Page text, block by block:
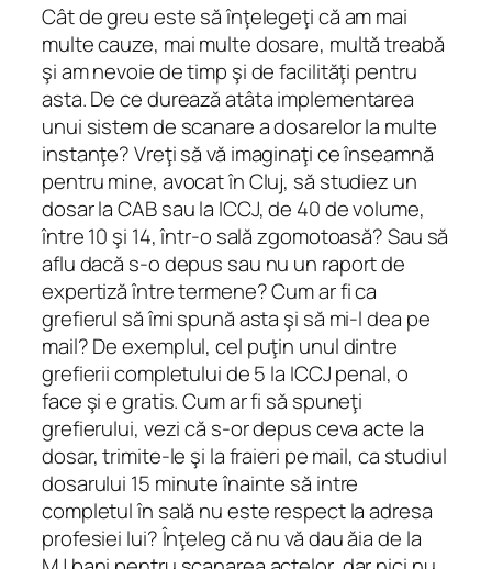
Cât de greu este să înţelegeţi că am mai
multe cauze, mai multe dosare, multă treabă
şi am nevoie de timp şi de facilităţi pentru
asta. De ce durează atâta implementarea
unui sistem de scanare a dosarelor la multe
instanţe? Vreţi să vă imaginaţi ce înseamnă
pentru mine, avocat în Cluj, să studiez un
dosar la CAB sau la ICCJ, de 40 de volume,
între 10 şi 14, într-o sală zgomotoasă? Sau să
aflu dacă s-o depus sau nu un raport de
expertiză între termene? Cum ar fi ca
grefierul să îmi spună asta şi să mi-l dea pe
mail? De exemplul, cel puţin unul dintre
grefierii completului de 5 la ICCJ penal, o
face şi e gratis. Cum ar fi să spuneţi
grefierului, vezi că s-or depus ceva acte la
dosar, trimite-le şi la fraieri pe mail, ca studiul
dosarului 15 minute înainte să intre
completul în sală nu este respect la adresa
profesiei lui? Înţeleg că nu vă dau ăia de la